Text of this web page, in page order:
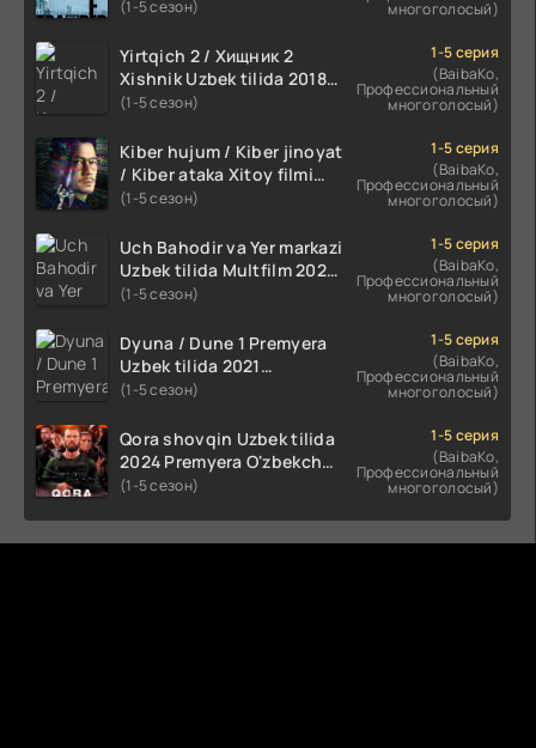
tarjima film HD
(1-5 сезон) многоголосый)
Yirtqich 2 / Хищник 2
Xishnik Uzbek tilida 2018-
2024 O'zbekcha tarjima
(1-5 сезон)
1-5 серия
(BaibaKo,
Профессиональный
многоголосый)
Kiber hujum / Kiber jinoyat
/ Kiber ataka Xitoy filmi
Uzbek tilida O'zbekcha
HD skachat
(1-5 сезон)
1-5 серия
(BaibaKo,
Профессиональный
многоголосый)
Uch Bahodir va Yer markazi
Uzbek tilida Multfilm 2025
tarjima HD skachat
(1-5 сезон)
1-5 серия
(BaibaKo,
Профессиональный
многоголосый)
Dyuna / Dune 1 Premyera
Uzbek tilida 2021
O'zbekcha tarjima kino HD
(1-5 сезон)
1-5 серия
(BaibaKo,
Профессиональный
многоголосый)
Qora shovqin Uzbek tilida
2024 Premyera O'zbekcha
tarjima kino HD skachat
(1-5 сезон)
1-5 серия
(BaibaKo,
Профессиональный
многоголосый)